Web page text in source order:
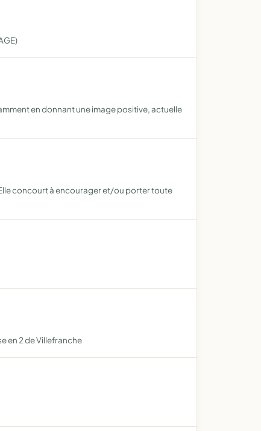
en donnant une image positive, actuelle
concourt à encourager et/ou porter toute
en 2 de Villefranche